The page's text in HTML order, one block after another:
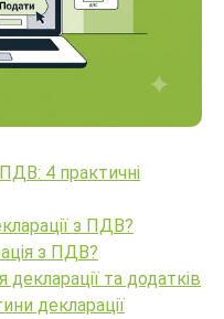
4 практичні
з ПДВ?
з ПДВ?
декларації та додатків
декларації